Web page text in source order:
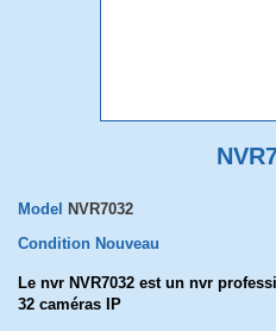
Model
NVR7032
Condition Nouveau
Le nvr NVR7032 est un nvr
32 caméras IP